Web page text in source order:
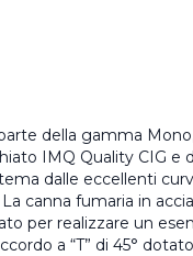
della gamma
IMQ Quality CIG e
dalle eccellenti
canna fumaria in
per realizzare un
a “T” di 45°